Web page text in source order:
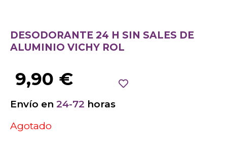
DESODORANTE 24 H SIN SALES DE
ALUMINIO VICHY ROL
9,90 €
Envío en 24-72 horas
Agotado